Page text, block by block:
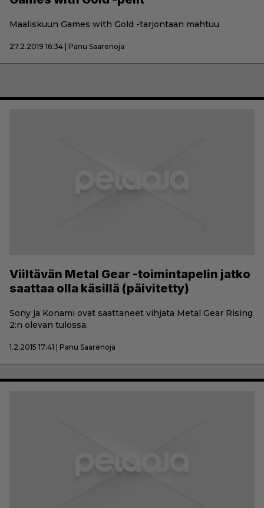
Maaliskuun Games with Gold -tarjontaan mahtuu
27.2.2019 16:34 | Panu Saarenoja
Viiltävän Metal Gear -toimintapelin jatko
saattaa olla käsillä (päivitetty)
Sony ja Konami ovat saattaneet vihjata Metal Gear Rising
2:n olevan tulossa.
1.2.2015 17:41 | Panu Saarenoja